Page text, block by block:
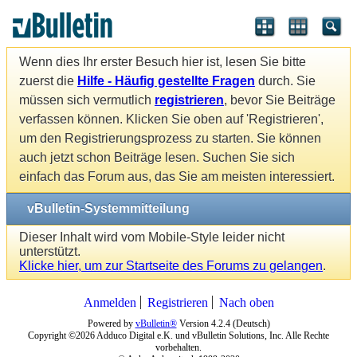
Wenn dies Ihr erster Besuch hier ist, lesen Sie bitte
zuerst die Hilfe - Häufig gestellte Fragen durch. Sie
müssen sich vermutlich registrieren, bevor Sie Beiträge
verfassen können. Klicken Sie oben auf 'Registrieren',
um den Registrierungsprozess zu starten. Sie können
auch jetzt schon Beiträge lesen. Suchen Sie sich
einfach das Forum aus, das Sie am meisten interessiert.
vBulletin-Systemmitteilung
Dieser Inhalt wird vom Mobile-Style leider nicht
unterstützt.
Klicke hier, um zur Startseite des Forums zu gelangen.
Anmelden Registrieren Nach oben
Powered by vBulletin®Version 4.2.4 (Deutsch)
Copyright ©2026 Adduco Digital e.K. und vBulletin Solutions, Inc. Alle Rechte
vorbehalten.